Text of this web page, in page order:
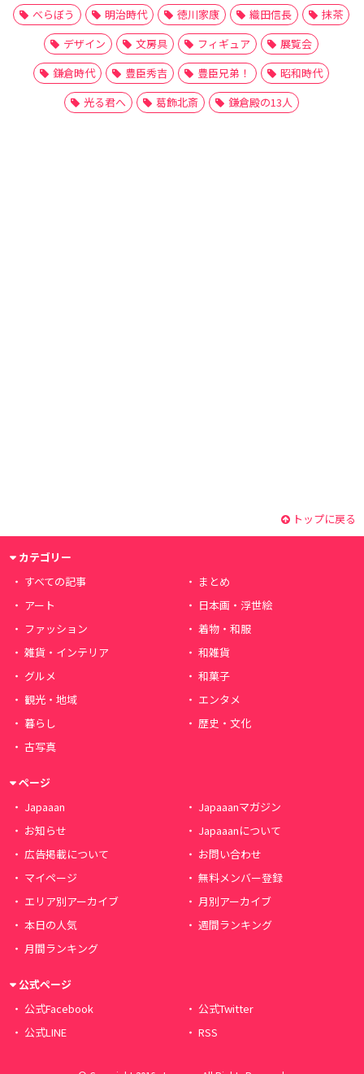
べらぼう
明治時代 徳川家康 織田信長
抹茶
デザイン
文房具 フィギュア
展覧会
鎌倉時代
豊臣秀吉 豊臣兄弟！
昭和時代
光る君へ
葛飾北斎 鎌倉殿の13人
トップに戻る
カテゴリー
すべての記事
まとめ
アート
日本画・浮世絵
ファッション
着物・和服
雑貨・インテリア
和雑貨
グルメ
和菓子
観光・地域
エンタメ
暮らし
歴史・文化
古写真
ページ
Japaaan
Japaaanマガジン
お知らせ
Japaaanについて
広告掲載について
お問い合わせ
マイページ
無料メンバー登録
エリア別アーカイブ
月別アーカイブ
本日の人気
週間ランキング
月間ランキング
公式ページ
公式Facebook
公式Twitter
公式LINE
RSS